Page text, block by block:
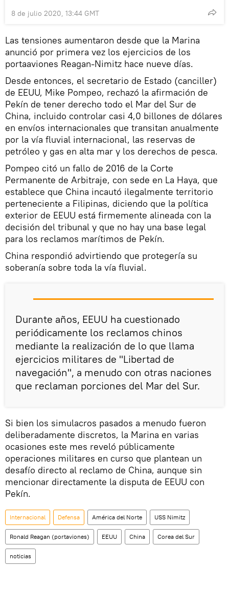
8 de julio 2020, 13:44 GMT
Las tensiones aumentaron desde que la Marina
anunció por primera vez los ejercicios de los
portaaviones Reagan-Nimitz hace nueve días.
Desde entonces, el secretario de Estado (canciller)
de EEUU, Mike Pompeo, rechazó la afirmación de
Pekín de tener derecho todo el Mar del Sur de
China, incluido controlar casi 4,0 billones de dólares
en envíos internacionales que transitan anualmente
por la vía fluvial internacional, las reservas de
petróleo y gas en alta mar y los derechos de pesca.
Pompeo citó un fallo de 2016 de la Corte
Permanente de Arbitraje, con sede en La Haya, que
establece que China incautó ilegalmente territorio
perteneciente a Filipinas, diciendo que la política
exterior de EEUU está firmemente alineada con la
decisión del tribunal y que no hay una base legal
para los reclamos marítimos de Pekín.
China respondió advirtiendo que protegería su
soberanía sobre toda la vía fluvial.
Durante años, EEUU ha cuestionado
periódicamente los reclamos chinos
mediante la realización de lo que llama
ejercicios militares de "Libertad de
navegación", a menudo con otras naciones
que reclaman porciones del Mar del Sur.
Si bien los simulacros pasados ​​a menudo fueron
deliberadamente discretos, la Marina en varias
ocasiones este mes reveló públicamente
operaciones militares en curso que plantean un
desafío directo al reclamo de China, aunque sin
mencionar directamente la disputa de EEUU con
Pekín.
Internacional Defensa América del Norte USS Nimitz
Ronald Reagan (portaviones) EEUU China Corea del Sur
noticias